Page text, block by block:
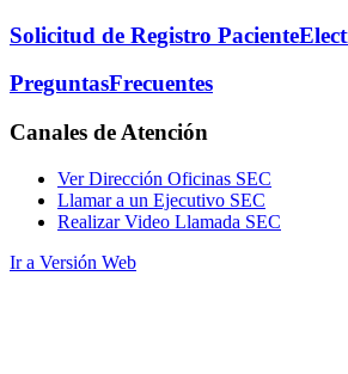
Solicitud de Registro Paciente
PreguntasFrecuentes
Canales de Atención
Ver Dirección Oficinas SEC
Llamar a un Ejecutivo SEC
Realizar Video Llamada SEC
Ir a Versión Web